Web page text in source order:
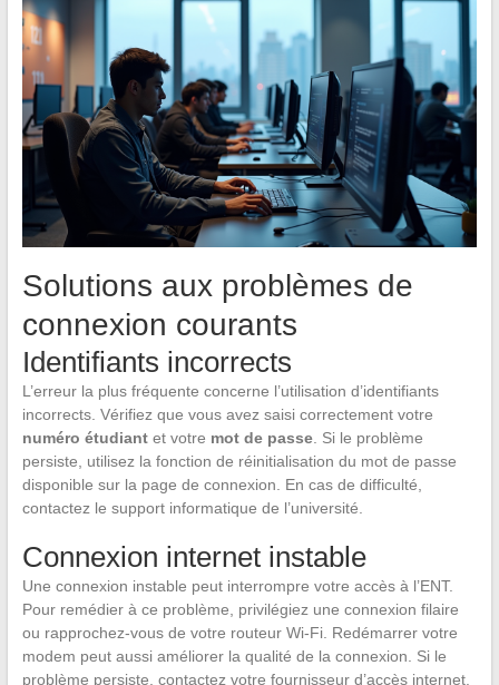
Solutions aux problèmes de
connexion courants
Identifiants incorrects
L’erreur la plus fréquente concerne l’utilisation d’identifiants
incorrects. Vérifiez que vous avez saisi correctement votre
numéro étudiantet votre mot de passe. Si le problème
persiste, utilisez la fonction de réinitialisation du mot de passe
disponible sur la page de connexion. En cas de difficulté,
contactez le support informatique de l’université.
Connexion internet instable
Une connexion instable peut interrompre votre accès à l’ENT.
Pour remédier à ce problème, privilégiez une connexion filaire
ou rapprochez-vous de votre routeur Wi-Fi. Redémarrer votre
modem peut aussi améliorer la qualité de la connexion. Si le
problème persiste, contactez votre fournisseur d’accès internet.